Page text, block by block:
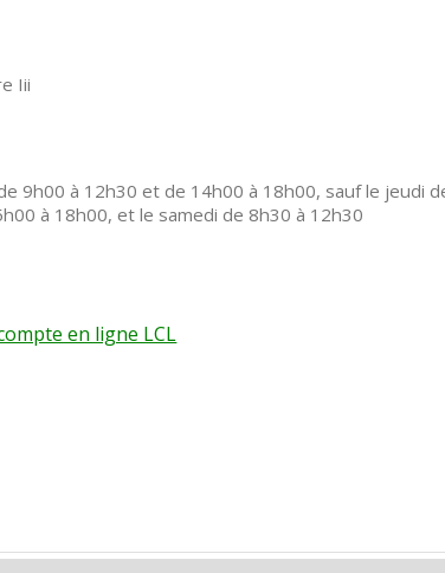
Iii
9h00 à 12h30 et de 14h00 à 18h00, sauf le jeudi
à 18h00, et le samedi de 8h30 à 12h30
en ligne LCL